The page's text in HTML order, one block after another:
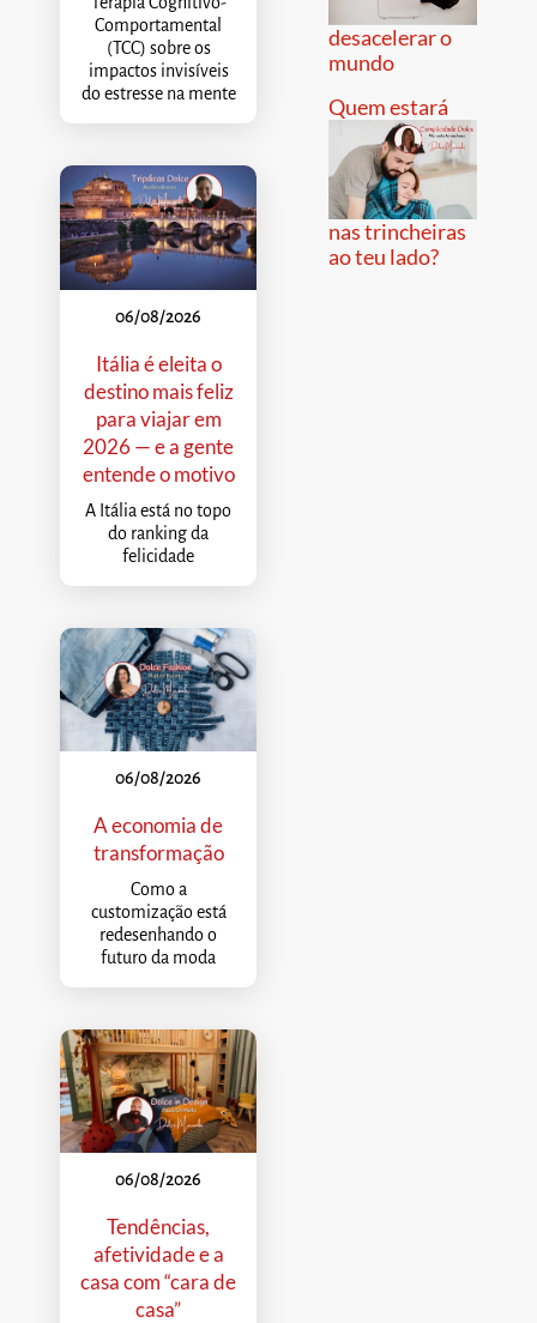
Comportamental
(TCC) sobre os
impactos invisíveis
do estresse na mente
06/08/2026
Itália é eleita o
destino mais feliz
para viajar em
2026 — e a gente
entende o motivo
A Itália está no topo
do ranking da
felicidade
06/08/2026
A economia de
transformação
Como a
customização está
redesenhando o
futuro da moda
06/08/2026
Tendências,
afetividade e a
casa com “cara de
casa”
desacelerar o
mundo
Quem estará
nas trincheiras
ao teu lado?